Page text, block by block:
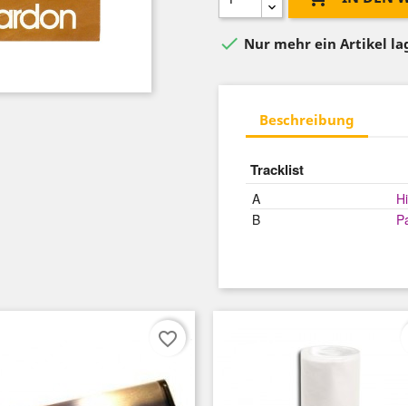
 Nur mehr ein Artikel
Beschreibung
Tracklist
A
B
favorite_border